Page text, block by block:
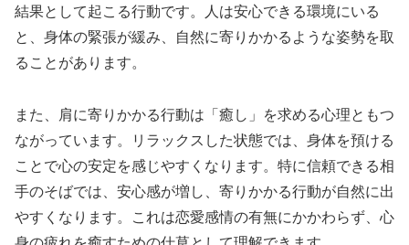
結果として起こる行動です。人は安心できる環境にいる
と、身体の緊張が緩み、自然に寄りかかるような姿勢を取
ることがあります。
また、肩に寄りかかる行動は「癒し」を求める心理ともつ
ながっています。リラックスした状態では、身体を預ける
ことで心の安定を感じやすくなります。特に信頼できる相
手のそばでは、安心感が増し、寄りかかる行動が自然に出
やすくなります。これは恋愛感情の有無にかかわらず、心